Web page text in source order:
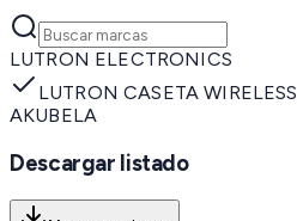
LUTRON ELECTRONICS
LUTRON CASETA WIRELESS
AKUBELA
Descargar listado